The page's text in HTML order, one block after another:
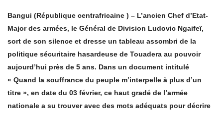
Bangui (République centrafricaine ) – L’ancien Chef d’Etat-
Major des armées, le Général de Division Ludovic Ngaifeï,
sort de son silence et dresse un tableau assombri de la
politique sécuritaire hasardeuse de Touadera au pouvoir
aujourd’hui près de 5 ans. Dans un document intitulé
« Quand la souffrance du peuple m’interpelle à plus d’un
titre », en date du 03 février, ce haut gradé de l’armée
nationale a su trouver avec des mots adéquats pour décrire